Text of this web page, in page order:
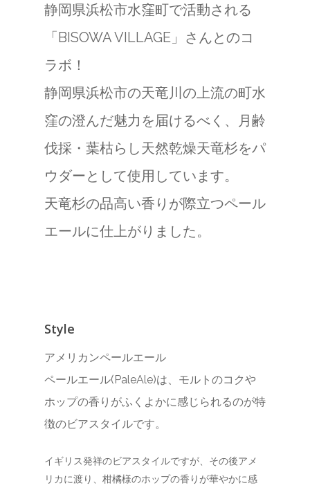
静岡県浜松市水窪町で活動される
「BISOWA VILLAGE」さんとのコ
ラボ！
静岡県浜松市の天竜川の上流の町水
窪の澄んだ魅力を届けるべく、月齢
伐採・葉枯らし天然乾燥天竜杉をパ
ウダーとして使用しています。
天竜杉の品高い香りが際立つペール
エールに仕上がりました。
Style
アメリカンペールエール
ペールエール(PaleAle)は、モルトのコクや
ホップの香りがふくよかに感じられるのが特
徴のビアスタイルです。
イギリス発祥のビアスタイルですが、その後アメ
リカに渡り、柑橘様のホップの香りが華やかに感
お知らせ
アクセス